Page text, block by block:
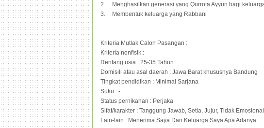
2.
Menghasilkan generasi yang Qurrota Ayyun bagi
3.
Membentuk keluarga yang Rabbani
Kriteria Mutlak Calon Pasangan :
Kriteria nonfisik :
Rentang usia : 25-35 Tahun
Domisili atau asal daerah : Jawa Barat khususnya Bandung
Tingkat pendidikan : Minimal Sarjana
Suku : -
Status pernikahan : Perjaka
Sifat/karakter : Tanggung Jawab, Setia, Jujur, Tidak Emosional
Lain-lain : Menerima Saya Dan Keluarga Saya Apa Adanya